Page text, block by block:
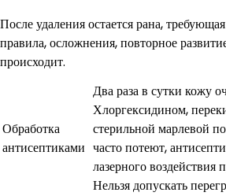
После удаления остается рана,
правила, осложнения, повторное
происходит.
Обработка
антисептиками
Два раза в сутки кожу
Хлоргексидином,
стерильной марлевой
часто потеют,
лазерного
Нельзя допускать